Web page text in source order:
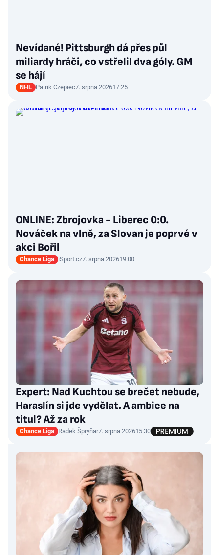
Nevídané! Pittsburgh dá přes půl
miliardy hráči, co vstřelil dva góly. GM
se hájí
NHL Patrik Czepiec7. srpna 202617:25
ONLINE: Zbrojovka - Liberec 0:0.
Nováček na vlně, za Slovan je poprvé v
akci Bořil
Chance Liga iSport.cz7. srpna 202619:00
Expert: Nad Kuchtou se brečet nebude,
Haraslín si jde vydělat. A ambice na
titul? Až za rok
Chance Liga Radek Špryňar7. srpna 202615:30